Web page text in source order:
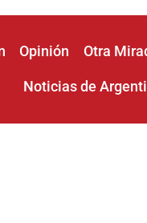
Opinión Otra
Noticias de